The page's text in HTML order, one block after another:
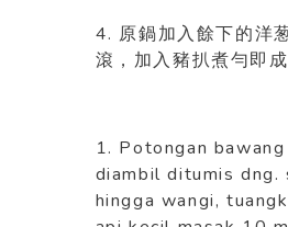
4. 原鍋加入餘下的洋
滾，加入豬扒煮勻即成
1. Potongan
diambil ditumis dng.
hingga wangi,